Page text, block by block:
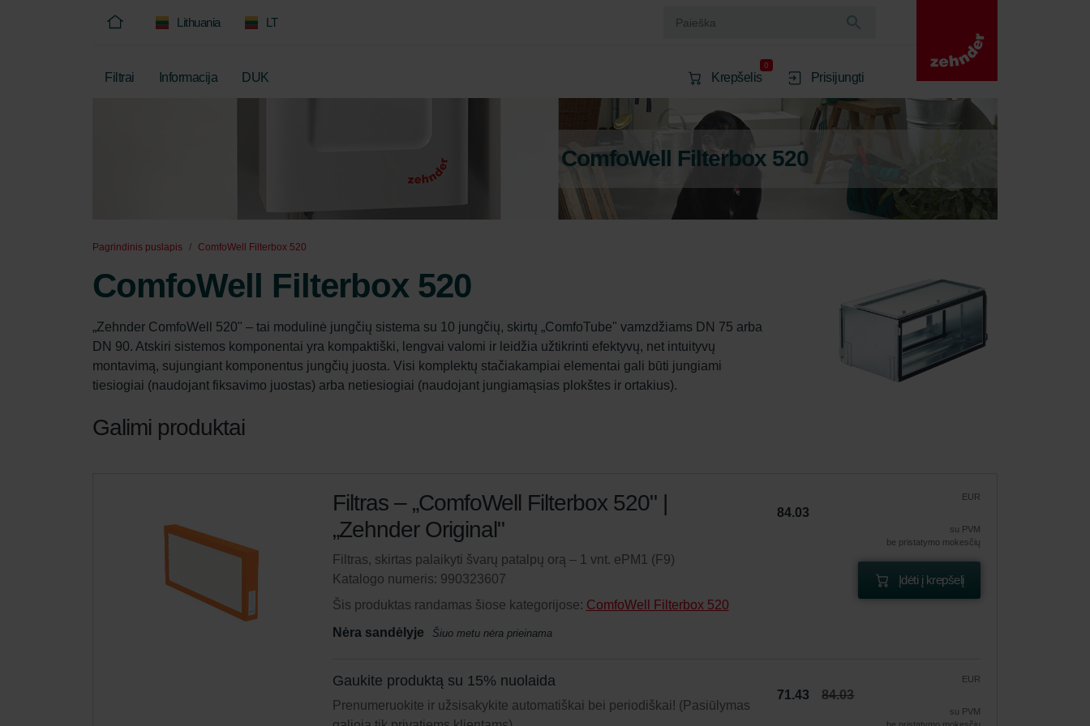
Lithuania LT
Filtrai Informacija DUK Krepšelis
0
Prisijungti
ComfoWell Filterbox 520
Pagrindinis puslapis ComfoWell Filterbox 520
ComfoWell Filterbox 520
„Zehnder ComfoWell 520" – tai modulinė jungčių sistema su 10 jungčių, skirtų „ComfoTube" vamzdžiams DN 75 arba
DN 90. Atskiri sistemos komponentai yra kompaktiški, lengvai valomi ir leidžia užtikrinti efektyvų, net intuityvų
montavimą, sujungiant komponentus jungčių juosta. Visi komplektų stačiakampiai elementai gali būti jungiami
tiesiogiai (naudojant fiksavimo juostas) arba netiesiogiai (naudojant jungiamąsias plokštes ir ortakius).
Galimi produktai
Filtras – „ComfoWell Filterbox 520" |
„Zehnder Original"
Filtras, skirtas palaikyti švarų patalpų orą – 1 vnt. ePM1 (F9)
Katalogo numeris: 990323607
Šis produktas randamas šiose kategorijose: ComfoWell Filterbox 520
Nėra sandėlyje
Šiuo metu nėra prieinama
EUR
84.03
su PVM
be pristatymo mokesčių
Įdėti į krepšelį
Gaukite produktą su 15% nuolaida
Prenumeruokite ir užsisakykite automatiškai bei periodiškai! (Pasiūlymas
EUR
71.43 84.03
su PVM